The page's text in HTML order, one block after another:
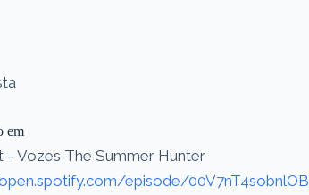
em
- Vozes The Summer Hunter
episode/00V7nT4sobnlOB